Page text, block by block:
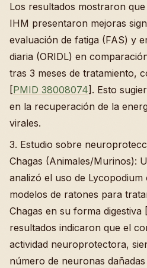
Los resultados mostraron
IHM presentaron mejoras
evaluación de fatiga (FAS) y
diaria (ORIDL) en
tras 3 meses de tratamiento,
[PMID 38008074]. Esto
en la recuperación de la
virales.
3. Estudio sobre
Chagas (Animales/Murinos):
analizó el uso de Lycopodium
modelos de ratones para
Chagas en su forma digestiva [
resultados indicaron que el
actividad neuroprotectora,
número de neuronas